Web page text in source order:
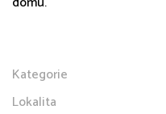
Kategorie
Lokalita